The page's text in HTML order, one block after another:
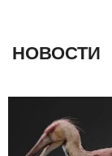
НОВОСТИ